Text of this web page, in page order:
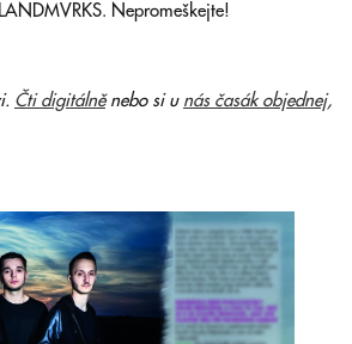
Nepromeškejte!
Čti digitálněnebo si u nás časák objednej,